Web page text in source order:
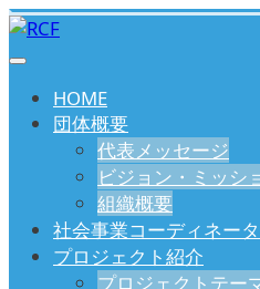
HOME
団体概要
代表メッセージ
ビジョン・ミッシ
組織概要
社会事業コーディネー
プロジェクト紹介
プロジェクトテー